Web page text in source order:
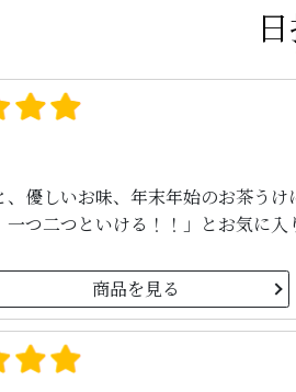
優しいお味、年末年始のお茶うけ
一つ二つといける！！」とお気に入
商品を見る